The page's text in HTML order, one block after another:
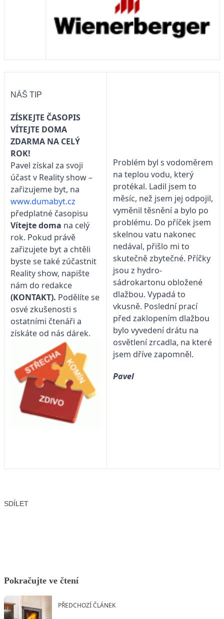
NÁŠ TIP
ZÍSKEJTE ČASOPIS
VÍTEJTE DOMA
ZDARMA NA CELÝ
ROK!
Pavel získal za svoji
účast v Reality show –
zařizujeme byt, na
www.dumabyt.cz
předplatné časopisu
Vítejte doma na celý
rok. Pokud právě
zařizujete byt a chtěli
byste se také zúčastnit
Reality show, napište
nám do redakce
(KONTAKT). Podělíte se
osvé zkušenosti s
ostatními čtenáři a
získáte od nás dárek.
Problém byl s vodoměrem
na teplou vodu, který
protékal. Ladil jsem to
měsíc, než jsem jej odpojil,
vyměnil těsnění a bylo po
problému. Do příček jsem
skelnou vatu nakonec
nedával, přišlo mi to
skutečně zbytečné. Příčky
jsou z hydro-
sádrokartonu obložené
dlažbou. Vypadá to
vkusně. Poslední prací
před zaklopením dlažbou
bylo vyvedení drátu na
osvětlení zrcadla, na které
jsem dříve zapomněl.
Pavel
SDÍLET
Pokračujte ve čtení
PŘEDCHOZÍ ČLÁNEK